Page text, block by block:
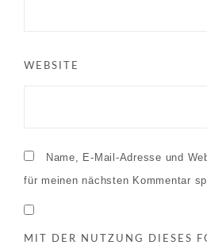
WEBSITE
Name, E-Mail-Adresse und
für meinen nächsten Kommentar
MIT DER NUTZUNG DIESES